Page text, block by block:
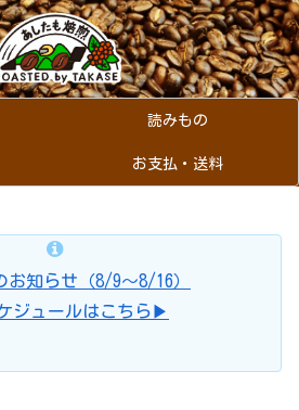
読みもの
お支払・送料
お知らせ（8/9～8/16）
ジュールはこちら▶